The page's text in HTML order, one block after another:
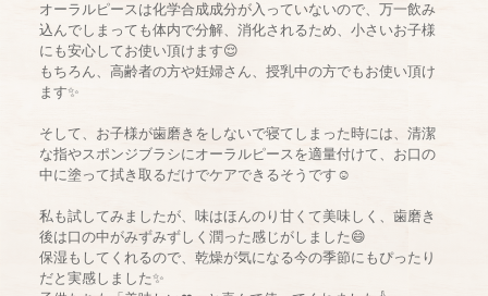
オーラルピースは化学合成成分が入っていないので、万一飲み
込んでしまっても体内で分解、消化されるため、小さいお子様
にも安心してお使い頂けます😌
もちろん、高齢者の方や妊婦さん、授乳中の方でもお使い頂け
ます✨
そして、お子様が歯磨きをしないで寝てしまった時には、清潔
な指やスポンジブラシにオーラルピースを適量付けて、お口の
中に塗って拭き取るだけでケアできるそうです☺️
私も試してみましたが、味はほんのり甘くて美味しく、歯磨き
後は口の中がみずみずしく潤った感じがしました😄
保湿もしてくれるので、乾燥が気になる今の季節にもぴったり
だと実感しました✨